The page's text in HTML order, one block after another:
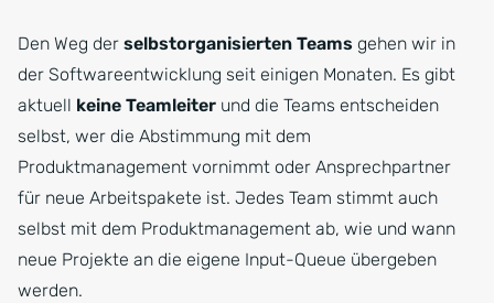
Den Weg der selbstorganisierten Teams gehen wir in
der Softwareentwicklung seit einigen Monaten. Es gibt
aktuell keine Teamleiter und die Teams entscheiden
selbst, wer die Abstimmung mit dem
Produktmanagement vornimmt oder Ansprechpartner
für neue Arbeitspakete ist. Jedes Team stimmt auch
selbst mit dem Produktmanagement ab, wie und wann
neue Projekte an die eigene Input-Queue übergeben
werden.